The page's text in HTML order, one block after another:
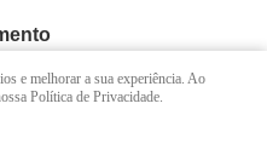
6262
4040
e melhorar a sua experiência. Ao
Política de Privacidade.